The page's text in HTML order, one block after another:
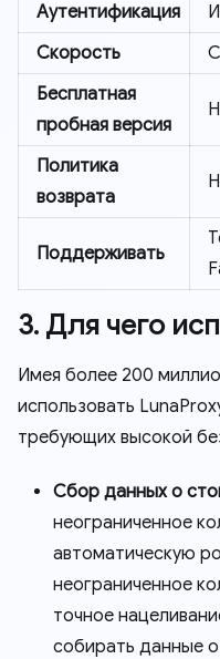
Аутентификация
Скорость
Бесплатная
пробная версия
Политика
возврата
Поддерживать
3. Для чего
Имея более 200
использовать
требующих высокой
Сбор данных о
неограниченное
автоматическую
неограниченное
точное
собирать данные